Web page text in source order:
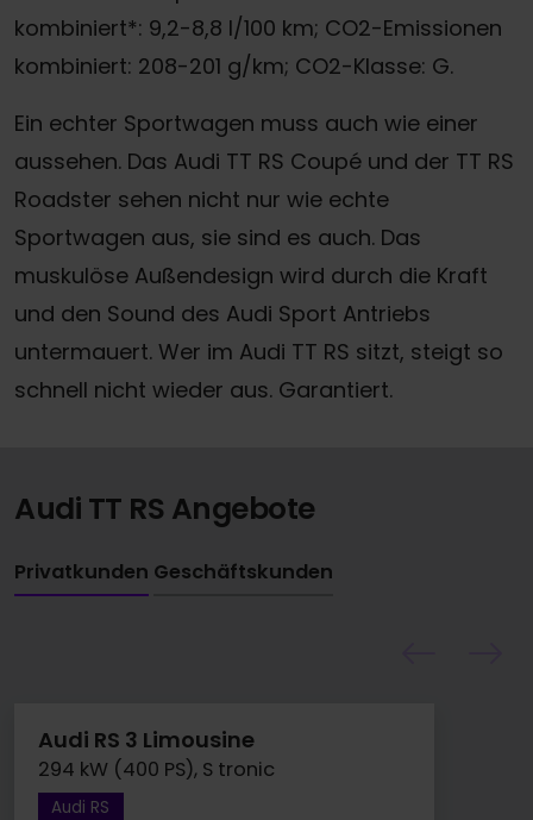
kombiniert*: 9,2-8,8 l/100 km; CO2-Emissionen
kombiniert: 208-201 g/km; CO2-Klasse: G.
Ein echter Sportwagen muss auch wie einer
aussehen. Das Audi TT RS Coupé und der TT RS
Roadster sehen nicht nur wie echte
Sportwagen aus, sie sind es auch. Das
muskulöse Außendesign wird durch die Kraft
und den Sound des Audi Sport Antriebs
untermauert. Wer im Audi TT RS sitzt, steigt so
schnell nicht wieder aus. Garantiert.
Audi TT RS Angebote
Privatkunden Geschäftskunden
Audi RS 3 Limousine
294 kW (400 PS), S tronic
Audi RS